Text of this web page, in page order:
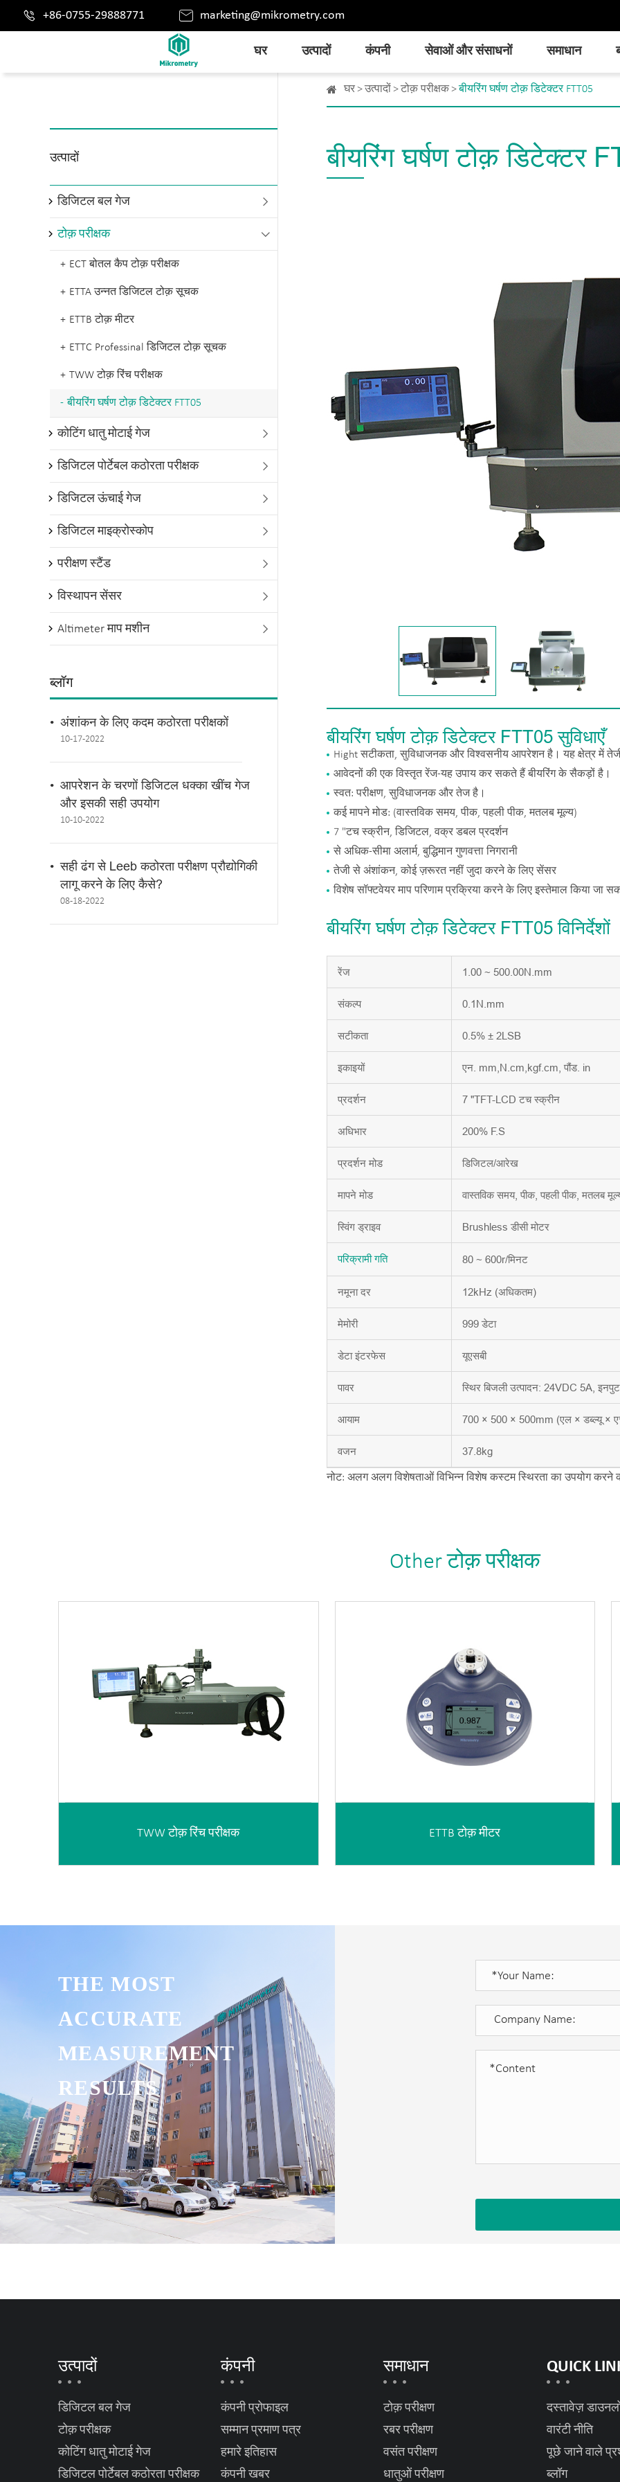
 +86-0755-29888771  marketing@mikrometry.com
घर उत्पादों कंपनी सेवाओं और संसाधनों समाधान
उत्पादों
 डिजिटल बल गेज
 टोक़ परीक्षक
ECT बोतल कैप टोक़ परीक्षक
ETTA उन्नत डिजिटल टोक़ सूचक
ETTB टोक़ मीटर
ETTC Professinal डिजिटल टोक़ सूचक
TWW टोक़ रिंच परीक्षक
बीयरिंग घर्षण टोक़ डिटेक्टर FTT05
 कोटिंग धातु मोटाई गेज
 डिजिटल पोर्टेबल कठोरता परीक्षक
 डिजिटल ऊंचाई गेज
 डिजिटल माइक्रोस्कोप
 परीक्षण स्टैंड
 विस्थापन सेंसर
 Altimeter माप मशीन
ब्लॉग
अंशांकन के लिए कदम कठोरता परीक्षकों
10-17-2022
आपरेशन के चरणों डिजिटल धक्का खींच गेज
और इसकी सही उपयोग
10-10-2022
सही ढंग से Leeb कठोरता परीक्षण प्रौद्योगिकी
लागू करने के लिए कैसे?
08-18-2022
घर उत्पादों टोक़ परीक्षक बीयरिंग घर्षण टोक़ डिटेक्टर FTT05
बीयरिंग घर्षण टोक़ डिटेक्टर
बीयरिंग घर्षण टोक़ डिटेक्टर FTT05 सुविधाएँ
Hight सटीकता, सुविधाजनक और विश्वसनीय आपरेशन है। यह क्षेत्र में
आवेदनों की एक विस्तृत रेंज-यह उपाय कर सकते हैं बीयरिंग के सैकड़ों है।
स्वत: परीक्षण, सुविधाजनक और तेज है।
कई मापने मोड: (वास्तविक समय, पीक, पहली पीक, मतलब मूल्य)
7 "टच स्क्रीन, डिजिटल, वक्र डबल प्रदर्शन
से अधिक-सीमा अलार्म, बुद्धिमान गुणवत्ता निगरानी
तेजी से अंशांकन, कोई ज़रूरत नहीं जुदा करने के लिए सेंसर
विशेष सॉफ्टवेयर माप परिणाम प्रक्रिया करने के लिए इस्तेमाल किया जा
बीयरिंग घर्षण टोक़ डिटेक्टर FTT05 विनिर्देशों
रेंज 1.00 ~ 500.00N.mm
संकल्प 0.1N.mm
सटीकता 0.5% ± 2LSB
इकाइयों एन. mm,N.cm,kgf.cm, पौंड. in
प्रदर्शन 7 "TFT-LCD टच स्क्रीन
अधिभार 200% F.S
प्रदर्शन मोड डिजिटल/आरेख
मापने मोड वास्तविक समय, पीक, पहली पीक, मतलब
स्विंग ड्राइव Brushless डीसी मोटर
परिक्रामी गति 80 ~ 600r/मिनट
नमूना दर 12kHz (अधिकतम)
मेमोरी 999 डेटा
डेटा इंटरफेस यूएसबी
पावर स्थिर बिजली उत्पादन: 24VDC 5A,
आयाम 700 × 500 × 500mm (एल × डब्ल्यू ×
वजन 37.8kg
नोट: अलग अलग विशेषताओं विभिन्न विशेष कस्टम स्थिरता का उपयोग करने
Other टोक़ परीक्षक
TWW टोक़ रिंच परीक्षक ETTB टोक़ मीटर
THE MOST
ACCURATE
MEASUREMENT
RESULTS
उत्पादों
डिजिटल बल गेज
टोक़ परीक्षक
कोटिंग धातु मोटाई गेज
डिजिटल पोर्टेबल कठोरता परीक्षक
कंपनी
कंपनी प्रोफाइल
सम्मान प्रमाण पत्र
हमारे इतिहास
कंपनी खबर
समाधान
टोक़ परीक्षण
रबर परीक्षण
वसंत परीक्षण
धातुओं परीक्षण
QUICK
दस्तावेज़
वारंटी नीति
पूछे जाने वाले
ब्लॉग